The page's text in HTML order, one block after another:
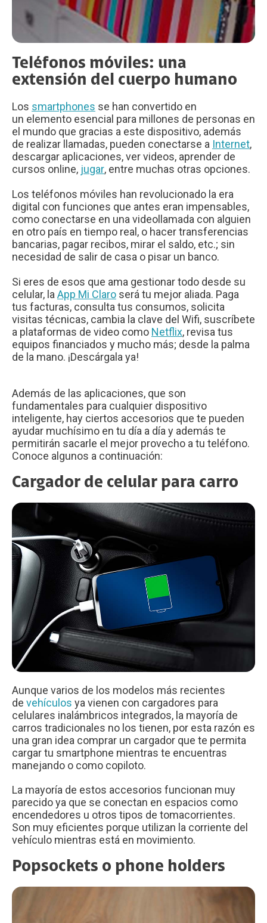
Teléfonos móviles: una
extensión del cuerpo humano
Los smartphones se han convertido en
un elemento esencial para millones de personas en
el mundo que gracias a este dispositivo, además
de realizar llamadas, pueden conectarse a Internet,
descargar aplicaciones, ver videos, aprender de
cursos online, jugar, entre muchas otras opciones.
Los teléfonos móviles han revolucionado la era
digital con funciones que antes eran impensables,
como conectarse en una videollamada con alguien
en otro país en tiempo real, o hacer transferencias
bancarias, pagar recibos, mirar el saldo, etc.; sin
necesidad de salir de casa o pisar un banco.
Si eres de esos que ama gestionar todo desde su
celular, la App Mi Claro será tu mejor aliada. Paga
tus facturas, consulta tus consumos, solicita
visitas técnicas, cambia la clave del Wifi, suscríbete
a plataformas de video como Netflix, revisa tus
equipos financiados y mucho más; desde la palma
de la mano. ¡Descárgala ya!
Además de las aplicaciones, que son
fundamentales para cualquier dispositivo
inteligente, hay ciertos accesorios que te pueden
ayudar muchísimo en tu día a día y además te
permitirán sacarle el mejor provecho a tu teléfono.
Conoce algunos a continuación:
Cargador de celular para carro
Aunque varios de los modelos más recientes
de vehículos ya vienen con cargadores para
celulares inalámbricos integrados, la mayoría de
carros tradicionales no los tienen, por esta razón es
una gran idea comprar un cargador que te permita
cargar tu smartphone mientras te encuentras
manejando o como copiloto.
La mayoría de estos accesorios funcionan muy
parecido ya que se conectan en espacios como
encendedores u otros tipos de tomacorrientes.
Son muy eficientes porque utilizan la corriente del
vehículo mientras está en movimiento.
Popsockets o phone holders